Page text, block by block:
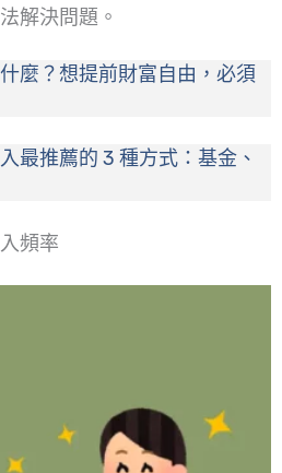
解決問題。
麼？想提前財富自由，必須
最推薦的 3 種方式：基金、
頻率